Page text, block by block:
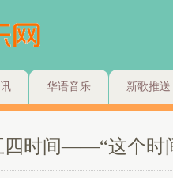
华语音乐 新歌推送
四时间——“这个时